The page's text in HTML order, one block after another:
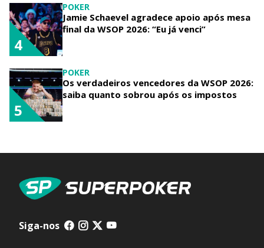
POKER
Jamie Schaevel agradece apoio após mesa
final da WSOP 2026: “Eu já venci”
4
POKER
Os verdadeiros vencedores da WSOP 2026:
saiba quanto sobrou após os impostos
5
Siga-nos